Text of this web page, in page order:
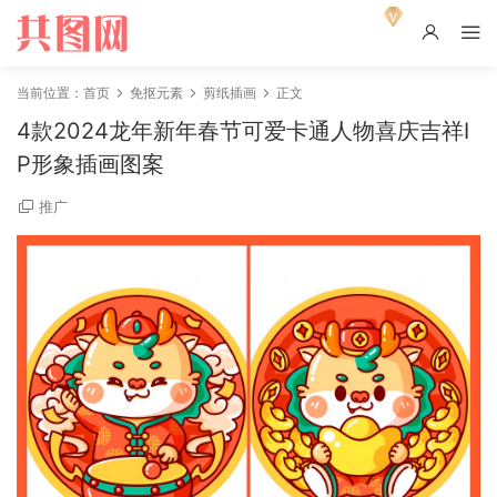
当前位置： 首页 免抠元素 剪纸插画 正文
4款2024龙年新年春节可爱卡通人物喜庆吉祥I
P形象插画图案
推广